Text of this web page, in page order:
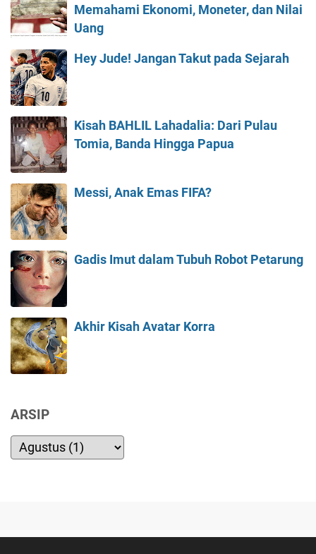
Memahami Ekonomi, Moneter, dan Nilai
Uang
Hey Jude! Jangan Takut pada Sejarah
Kisah BAHLIL Lahadalia: Dari Pulau
Tomia, Banda Hingga Papua
Messi, Anak Emas FIFA?
Gadis Imut dalam Tubuh Robot Petarung
Akhir Kisah Avatar Korra
ARSIP